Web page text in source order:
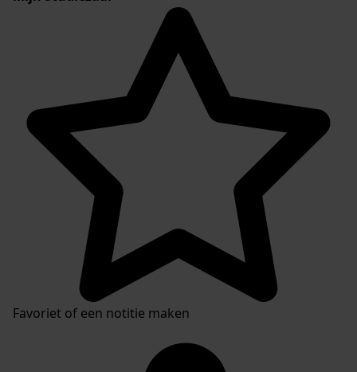
Favoriet of een notitie maken